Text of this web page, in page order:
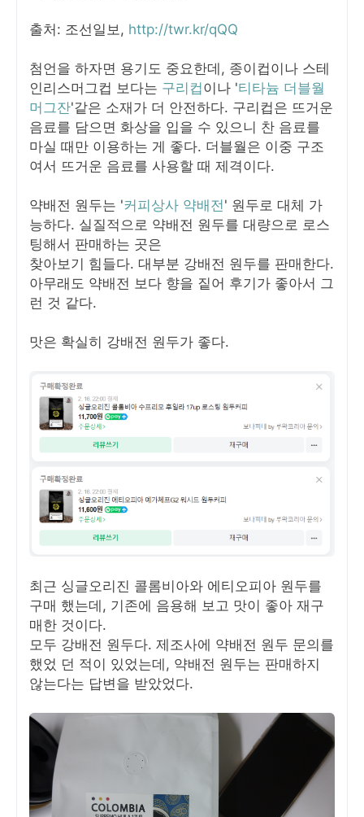
출처: 조선일보, http://twr.kr/qQQ
첨언을 하자면 용기도 중요한데, 종이컵이나 스테
인리스머그컵 보다는 구리컵이나 '티타늄 더블월
머그잔'같은 소재가 더 안전하다. 구리컵은 뜨거운
음료를 담으면 화상을 입을 수 있으니 찬 음료를
마실 때만 이용하는 게 좋다. 더블월은 이중 구조
여서 뜨거운 음료를 사용할 때 제격이다.
약배전 원두는 '커피상사 약배전' 원두로 대체 가
능하다. 실질적으로 약배전 원두를 대량으로 로스
팅해서 판매하는 곳은
찾아보기 힘들다. 대부분 강배전 원두를 판매한다.
아무래도 약배전 보다 향을 짙어 후기가 좋아서 그
런 것 같다.
맛은 확실히 강배전 원두가 좋다.
최근 싱글오리진 콜롬비아와 에티오피아 원두를
구매 했는데, 기존에 음용해 보고 맛이 좋아 재구
매한 것이다.
모두 강배전 원두다. 제조사에 약배전 원두 문의를
했었 던 적이 있었는데, 약배전 원두는 판매하지
않는다는 답변을 받았었다.